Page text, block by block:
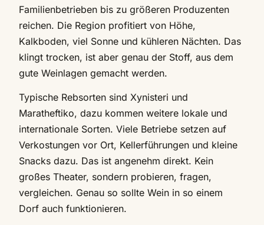
Familienbetrieben bis zu größeren Produzenten
reichen. Die Region profitiert von Höhe,
Kalkboden, viel Sonne und kühleren Nächten. Das
klingt trocken, ist aber genau der Stoff, aus dem
gute Weinlagen gemacht werden.
Typische Rebsorten sind Xynisteri und
Maratheftiko, dazu kommen weitere lokale und
internationale Sorten. Viele Betriebe setzen auf
Verkostungen vor Ort, Kellerführungen und kleine
Snacks dazu. Das ist angenehm direkt. Kein
großes Theater, sondern probieren, fragen,
vergleichen. Genau so sollte Wein in so einem
Dorf auch funktionieren.